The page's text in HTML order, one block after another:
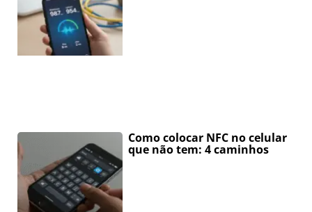
Como colocar NFC no celular
que não tem: 4 caminhos